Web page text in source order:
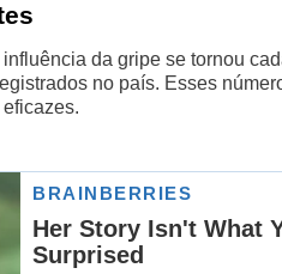
da gripe se tornou
no país. Esses